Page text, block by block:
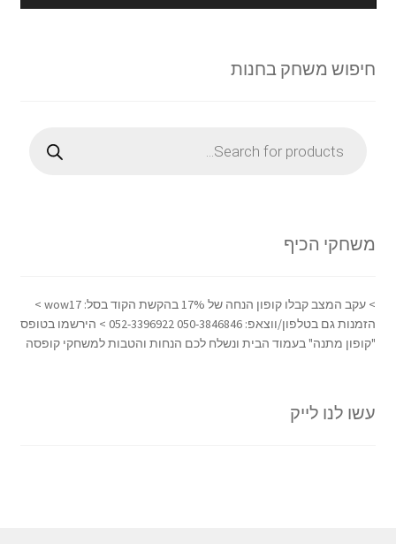
חיפוש משחק בחנות
search
משחקי הכיף
> עקב המצב קבלו קופון הנחה של 17% בהקשת הקוד בסל: wow17 >
הזמנות גם בטלפון/ווצאפ: 050-3846846 052-3396922 > הירשמו בטופס
"קופון מתנה" בעמוד הבית ונשלח לכם הנחות והטבות למשחקי קופסה
עשו לנו לייק